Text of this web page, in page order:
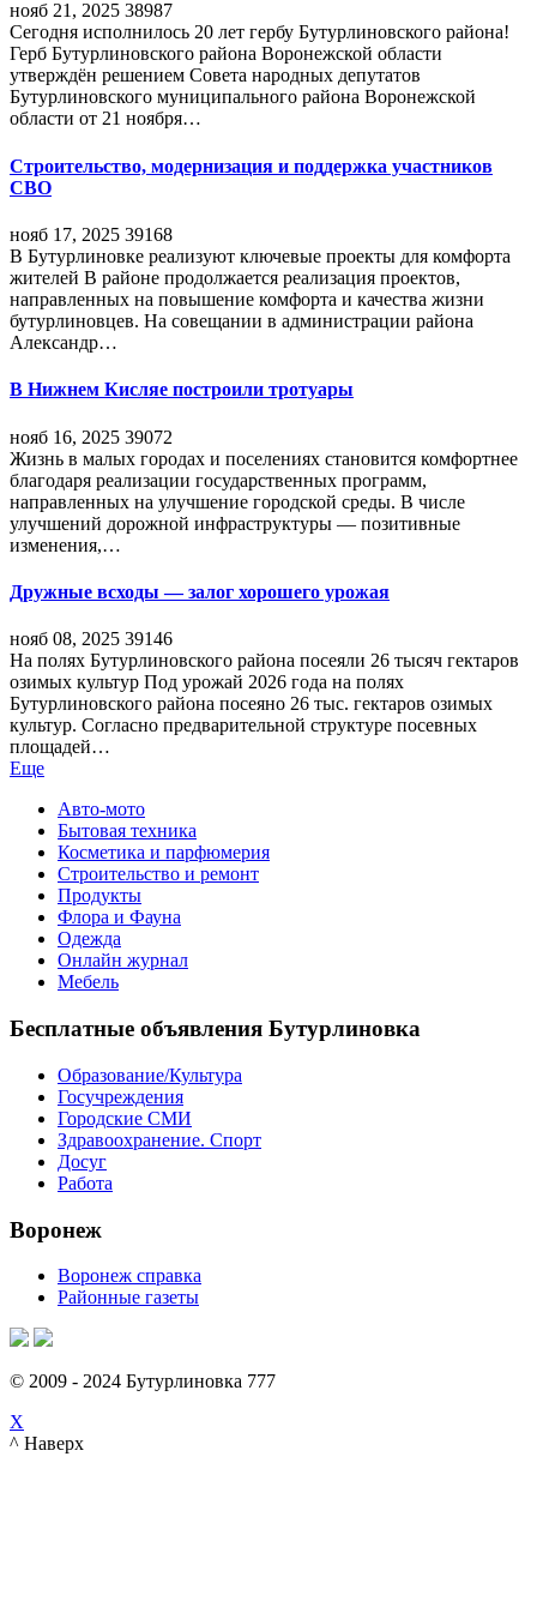
нояб 21, 2025 38987
Сегодня исполнилось 20 лет гербу Бутурлиновского района!
Герб Бутурлиновского района Воронежской области
утверждён решением Совета народных депутатов
Бутурлиновского муниципального района Воронежской
области от 21 ноября…
Строительство, модернизация и поддержка участников
СВО
нояб 17, 2025 39168
В Бутурлиновке реализуют ключевые проекты для комфорта
жителей В районе продолжается реализация проектов,
направленных на повышение комфорта и качества жизни
бутурлиновцев. На совещании в администрации района
Александр…
В Нижнем Кисляе построили тротуары
нояб 16, 2025 39072
Жизнь в малых городах и поселениях становится комфортнее
благодаря реализации государственных программ,
направленных на улучшение городской среды. В числе
улучшений дорожной инфраструктуры — позитивные
изменения,…
Дружные всходы — залог хорошего урожая
нояб 08, 2025 39146
На полях Бутурлиновского района посеяли 26 тысяч гектаров
озимых культур Под урожай 2026 года на полях
Бутурлиновского района посеяно 26 тыс. гектаров озимых
культур. Согласно предварительной структуре посевных
площадей…
Еще
Авто-мото
Бытовая техника
Косметика и парфюмерия
Строительство и ремонт
Продукты
Флора и Фауна
Одежда
Онлайн журнал
Мебель
Бесплатные объявления Бутурлиновка
Образование/Культура
Госучреждения
Городские СМИ
Здравоохранение. Спорт
Досуг
Работа
Воронеж
Воронеж справка
Районные газеты
© 2009 - 2024 Бутурлиновка 777
X
^ Наверх